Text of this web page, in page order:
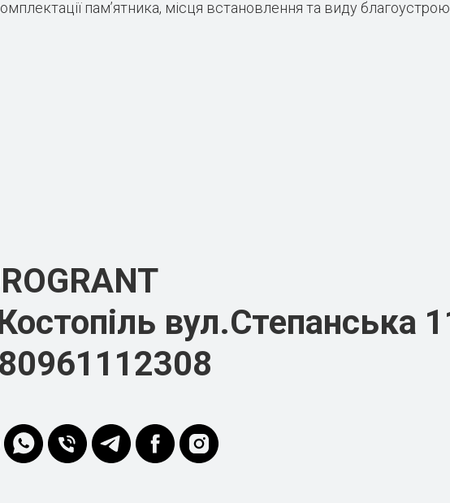
пам’ятника, місця встановлення та виду
вул.Степанська